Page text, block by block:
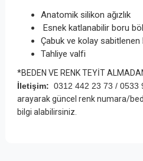
Anatomik silikon ağızlık
Esnek katlanabilir boru
Çabuk ve kolay sabitlenen
Tahliye valfi
*BEDEN VE RENK TEYİT
İletişim: 0312 442 23 73 / 0533
arayarak güncel renk numara/
bilgi alabilirsiniz.